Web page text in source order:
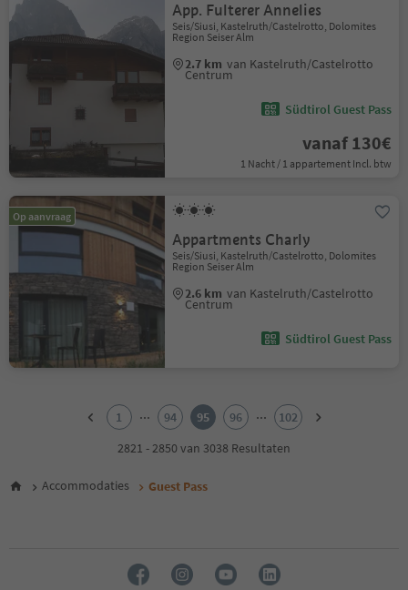
App. Fulterer Annelies
Seis/Siusi, Kastelruth/Castelrotto, Dolomites
Region Seiser Alm
2.7 km van Kastelruth/Castelrotto
Centrum
Südtirol Guest Pass
vanaf 130€
1 Nacht / 1 appartement Incl. btw
Op aanvraag
Appartments Charly
Seis/Siusi, Kastelruth/Castelrotto, Dolomites
Region Seiser Alm
2.6 km van Kastelruth/Castelrotto
Centrum
Südtirol Guest Pass
6
1 ... 94 95 96 ...
102
2821 - 2850 van 3038 Resultaten
Accommodaties Guest Pass